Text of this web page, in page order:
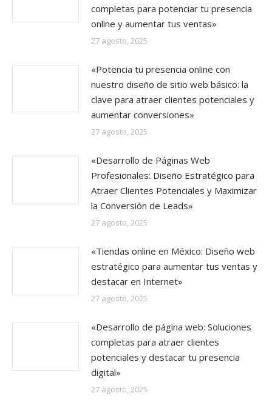
completas para potenciar tu presencia
online y aumentar tus ventas»
27 agosto, 2025
«Potencia tu presencia online con
nuestro diseño de sitio web básico: la
clave para atraer clientes potenciales y
aumentar conversiones»
27 agosto, 2025
«Desarrollo de Páginas Web
Profesionales: Diseño Estratégico para
Atraer Clientes Potenciales y Maximizar
la Conversión de Leads»
27 agosto, 2025
«Tiendas online en México: Diseño web
estratégico para aumentar tus ventas y
destacar en Internet»
27 agosto, 2025
«Desarrollo de página web: Soluciones
completas para atraer clientes
potenciales y destacar tu presencia
digital»
27 agosto, 2025